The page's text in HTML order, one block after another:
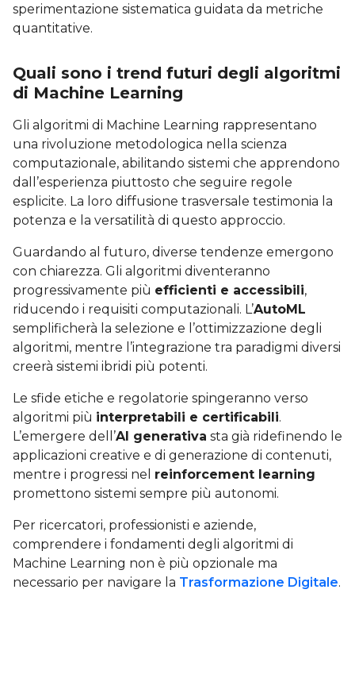
sperimentazione sistematica guidata da metriche
quantitative.
Quali sono i trend futuri degli algoritmi
di Machine Learning
Gli algoritmi di Machine Learning rappresentano
una rivoluzione metodologica nella scienza
computazionale, abilitando sistemi che apprendono
dall’esperienza piuttosto che seguire regole
esplicite. La loro diffusione trasversale testimonia la
potenza e la versatilità di questo approccio.
Guardando al futuro, diverse tendenze emergono
con chiarezza. Gli algoritmi diventeranno
progressivamente più efficienti e accessibili,
riducendo i requisiti computazionali. L’AutoML
semplificherà la selezione e l’ottimizzazione degli
algoritmi, mentre l’integrazione tra paradigmi diversi
creerà sistemi ibridi più potenti.
Le sfide etiche e regolatorie spingeranno verso
algoritmi più interpretabili e certificabili.
L’emergere dell’AI generativa sta già ridefinendo le
applicazioni creative e di generazione di contenuti,
mentre i progressi nel reinforcement learning
promettono sistemi sempre più autonomi.
Per ricercatori, professionisti e aziende,
comprendere i fondamenti degli algoritmi di
Machine Learning non è più opzionale ma
necessario per navigare la Trasformazione Digitale.